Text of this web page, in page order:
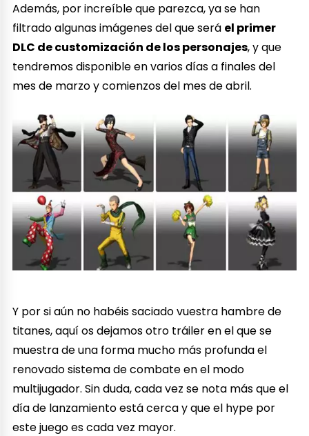
Además, por increíble que parezca, ya se han
filtrado algunas imágenes del que será el primer
DLC de customización de los personajes, y que
tendremos disponible en varios días a finales del
mes de marzo y comienzos del mes de abril.
Y por si aún no habéis saciado vuestra hambre de
titanes, aquí os dejamos otro tráiler en el que se
muestra de una forma mucho más profunda el
renovado sistema de combate en el modo
multijugador. Sin duda, cada vez se nota más que el
día de lanzamiento está cerca y que el hype por
este juego es cada vez mayor.